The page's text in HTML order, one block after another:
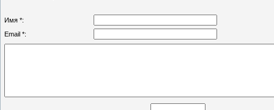
Имя *:
Email *: